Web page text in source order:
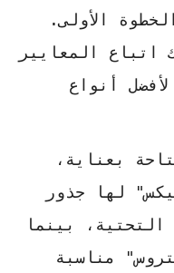
الأولى.
اتباع المعايير
أنواع
بعناية،
لها جذور
بينما
مناسبة